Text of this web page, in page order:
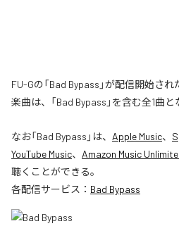
FU-Gの「Bad Bypass」が配信開始さ
楽曲は、「Bad Bypass」を含む全1曲と
なお「Bad Bypass 」は、 Apple Music、
YouTube Music、 Amazon Music
聴くことができる。
各配信サービス： Bad Bypass